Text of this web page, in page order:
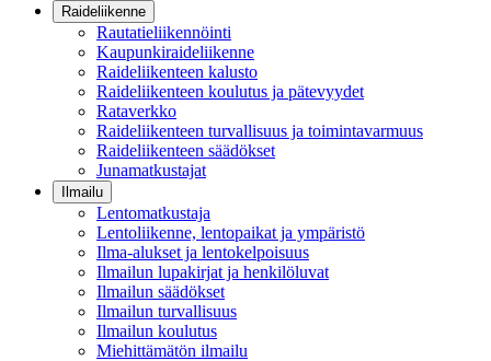
Raideliikenne
Rautatieliikennöinti
Kaupunkiraideliikenne
Raideliikenteen kalusto
Raideliikenteen koulutus ja pätevyydet
Rataverkko
Raideliikenteen turvallisuus ja toimintavarmuus
Raideliikenteen säädökset
Junamatkustajat
Ilmailu
Lentomatkustaja
Lentoliikenne, lentopaikat ja ympäristö
Ilma-alukset ja lentokelpoisuus
Ilmailun lupakirjat ja henkilöluvat
Ilmailun säädökset
Ilmailun turvallisuus
Ilmailun koulutus
Miehittämätön ilmailu